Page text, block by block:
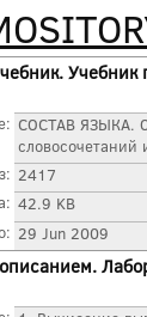
СОСТАВ ЯЗЫКА.
словосочетаний
2417
42.9 KB
29 Jun 2009